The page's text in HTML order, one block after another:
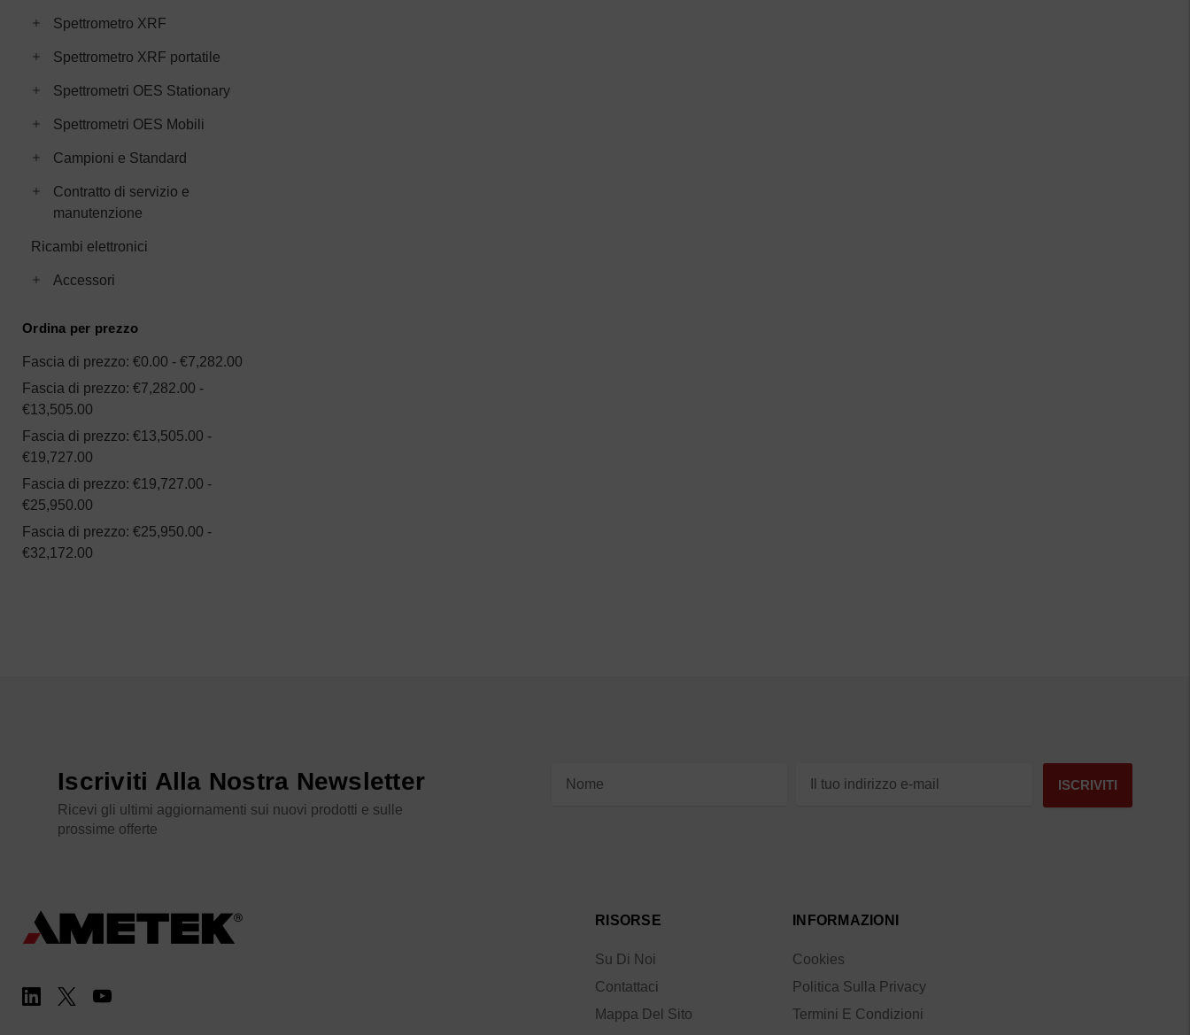
Toggle Spettrometro XRF subcategories
Spettrometro XRF
Toggle Spettrometro XRF portatile subcategories
Spettrometro XRF portatile
Toggle Spettrometri OES Stationary subcategories
Spettrometri OES Stationary
Toggle Spettrometri OES Mobili subcategories
Spettrometri OES Mobili
Toggle Campioni e Standard subcategories
Campioni e Standard
Toggle Contratto di servizio e manutenzione subcategories
Contratto di servizio e
manutenzione
Ricambi elettronici
Toggle Accessori subcategories
Accessori
Ordina per prezzo
Fascia di prezzo: €0.00 - €7,282.00
Fascia di prezzo: €7,282.00 -
€13,505.00
Fascia di prezzo: €13,505.00 -
€19,727.00
Fascia di prezzo: €19,727.00 -
€25,950.00
Fascia di prezzo: €25,950.00 -
€32,172.00
Iscriviti Alla Nostra Newsletter
Ricevi gli ultimi aggiornamenti sui nuovi prodotti e sulle
prossime offerte
RISORSE
Su Di Noi
Contattaci
Mappa Del Sito
INFORMAZIONI
Cookies
Politica Sulla Privacy
Termini E Condizioni